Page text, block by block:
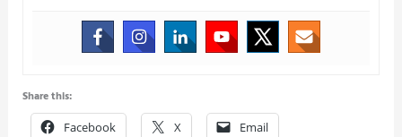
Share this:
Facebook X Email